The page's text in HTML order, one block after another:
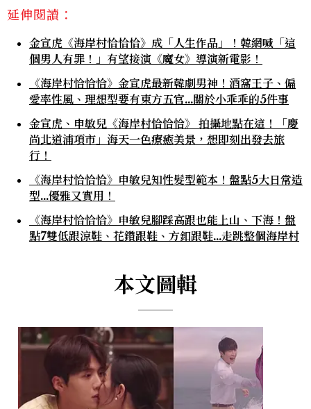
延伸閱讀：
金宣虎《海岸村恰恰恰》成「人生作品」！韓網喊「這
個男人有罪！」有望接演《魔女》導演新電影！
《海岸村恰恰恰》金宣虎最新韓劇男神！酒窩王子、偏
愛率性風、理想型要有東方五官…關於小乖乖的5件事
金宣虎、申敏兒《海岸村恰恰恰》 拍攝地點在這！「慶
尚北道浦項市」海天一色療癒美景，想即刻出發去旅
行！
《海岸村恰恰恰》申敏兒知性髮型範本！盤點5大日常造
型…優雅又實用！
《海岸村恰恰恰》申敏兒腳踩高跟也能上山、下海！盤
點7雙低跟涼鞋、花鑽跟鞋、方釦跟鞋…走跳整個海岸村
本文圖輯